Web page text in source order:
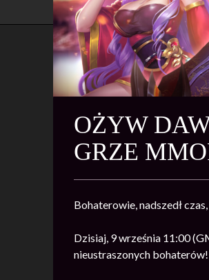
OŻYW
GRZE
Bohaterowie, nadszedł
Dzisiaj, 9 września 11:00
nieustraszonych bohaterów!